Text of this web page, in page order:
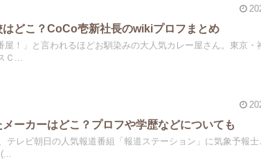
どこ？CoCo壱新社長のwikiプロフまとめ
屋！」と言われるほどお馴染みの大人気カレー屋さん。東京・
Ｃ...
ーカーはどこ？プロフや学歴などについても
テレビ朝日の人気報道番組「報道ステーション」に気象予報士